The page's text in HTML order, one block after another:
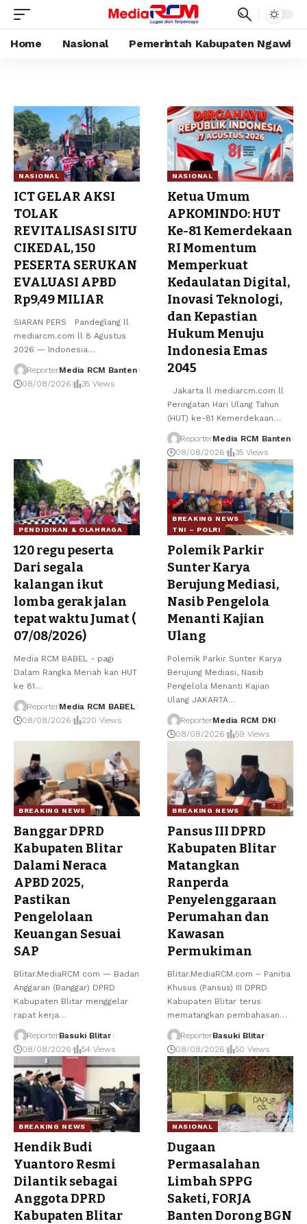
Home Nasional Pemerintah Kabupaten Ngawi
NASIONAL
ICT GELAR AKSI
TOLAK
REVITALISASI SITU
CIKEDAL, 150
PESERTA SERUKAN
EVALUASI APBD
Rp9,49 MILIAR
SIARAN PERS Pandeglang ll
mediarcm.com ll 8 Agustus
2026 — Indonesia…
ReporterMedia RCM Banten
08/08/2026
35 Views
NASIONAL
Ketua Umum
APKOMINDO: HUT
Ke-81 Kemerdekaan
RI Momentum
Memperkuat
Kedaulatan Digital,
Inovasi Teknologi,
dan Kepastian
Hukum Menuju
Indonesia Emas
2045
Jakarta ll mediarcm.com ll
Peringatan Hari Ulang Tahun
(HUT) ke-81 Kemerdekaan…
ReporterMedia RCM Banten
08/08/2026
35 Views
PENDIDIKAN & OLAHRAGA
120 regu peserta
Dari segala
kalangan ikut
lomba gerak jalan
tepat waktu Jumat (
07/08/2026)
Media RCM BABEL - pagi
Dalam Rangka Meriah kan HUT
ke 81…
ReporterMedia RCM BABEL
08/08/2026
220 Views
BREAKING NEWS
TNI – POLRI
Polemik Parkir
Sunter Karya
Berujung Mediasi,
Nasib Pengelola
Menanti Kajian
Ulang
Polemik Parkir Sunter Karya
Berujung Mediasi, Nasib
Pengelola Menanti Kajian
Ulang JAKARTA…
ReporterMedia RCM DKI
08/08/2026
59 Views
BREAKING NEWS
Banggar DPRD
Kabupaten Blitar
Dalami Neraca
APBD 2025,
Pastikan
Pengelolaan
Keuangan Sesuai
SAP
Blitar.MediaRCM com — Badan
Anggaran (Banggar) DPRD
Kabupaten Blitar menggelar
rapat kerja…
ReporterBasuki Blitar
08/08/2026
54 Views
BREAKING NEWS
Pansus III DPRD
Kabupaten Blitar
Matangkan
Ranperda
Penyelenggaraan
Perumahan dan
Kawasan
Permukiman
Blitar.MediaRCM.com – Panitia
Khusus (Pansus) III DPRD
Kabupaten Blitar terus
mematangkan pembahasan…
ReporterBasuki Blitar
08/08/2026
50 Views
BREAKING NEWS
Hendik Budi
Yuantoro Resmi
Dilantik sebagai
Anggota DPRD
Kabupaten Blitar
NASIONAL
Dugaan
Permasalahan
Limbah SPPG
Saketi, FORJA
Banten Dorong BGN